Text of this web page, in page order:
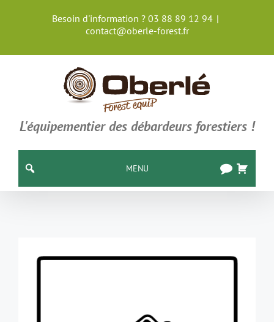
Besoin d'information ? 03 88 89 12 94 |
contact@oberle-forest.fr
L'équipementier des débardeurs forestiers !
MENU